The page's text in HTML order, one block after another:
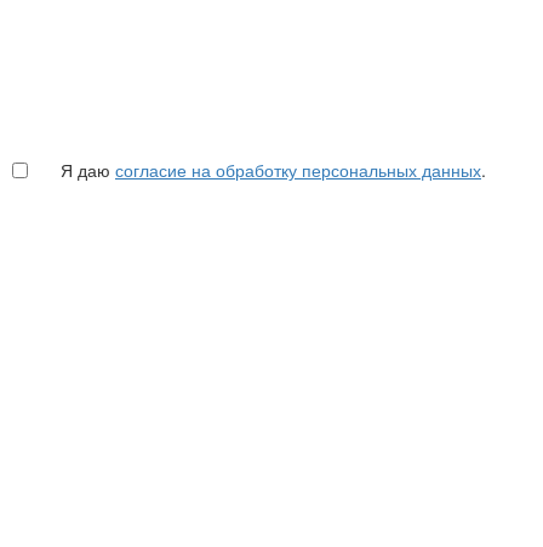
Я даю согласие на обработку персональных данных.